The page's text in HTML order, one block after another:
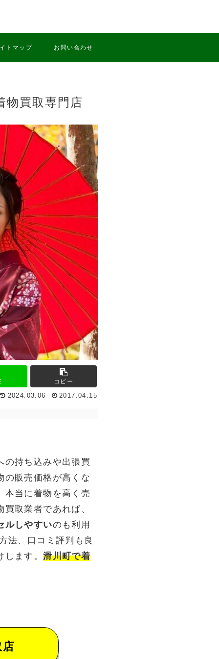
トマップ お問い合わせ
物買取専門店
コピー
2024.03.06 2017.04.15
の持ち込みや出張買
の販売価格が高くな
本当に着物を高く売
取業者であれば、
ルしやすいのも利用
法、口コミ評判も良
します。滑川町で着